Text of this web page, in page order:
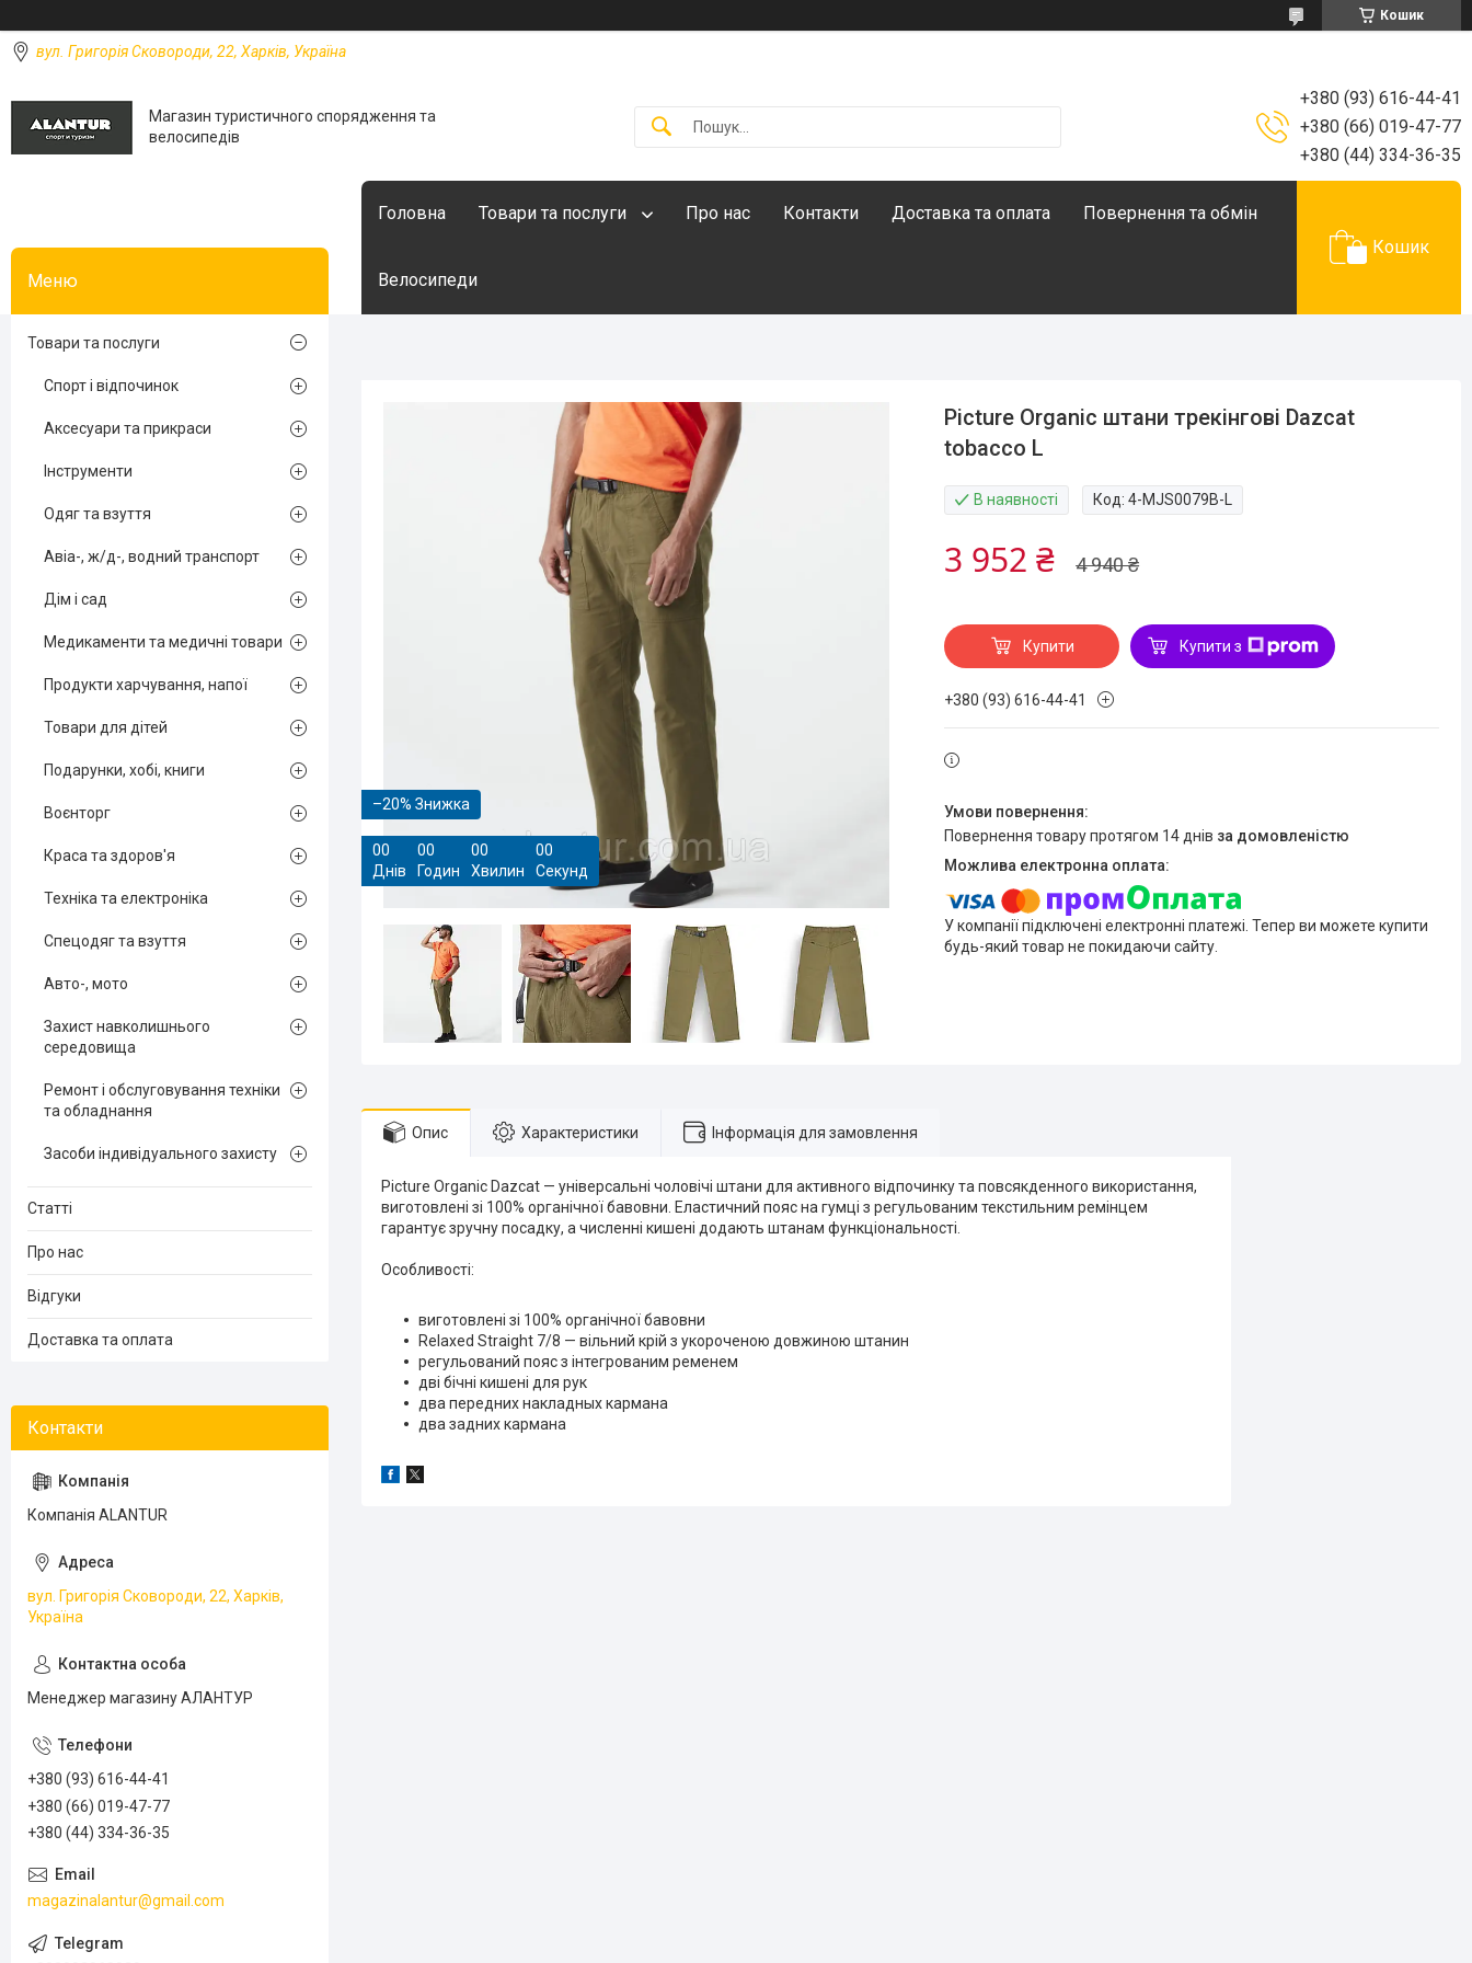
Кошик
вул. Григорія Сковороди, 22, Харків, Україна
Магазин туристичного спорядження та
велосипедів
+380 (93) 616-44-41
+380 (66) 019-47-77
+380 (44) 334-36-35
Головна Товари та послуги Про нас Контакти Доставка та оплата Повернення та обмін
Велосипеди
Кошик
–20%
00
Днів
00
Годин
00
Хвилин
00
Секунд
Picture Organic штани трекінгові Dazcat
tobacco L
В наявності Код:4-MJS0079B-L
4 940 ₴
3 952 ₴
Купити Купити з
+380 (93) 616-44-41
повернення товару протягом 14 днів за домовленістю
У компанії підключені електронні платежі. Тепер ви можете купити
будь-який товар не покидаючи сайту.
Опис Характеристики Інформація для замовлення
Picture Organic Dazcat — універсальні чоловічі штани для активного відпочинку та повсякденного використання,
виготовлені зі 100% органічної бавовни. Еластичний пояс на гумці з регульованим текстильним ремінцем
гарантує зручну посадку, а численні кишені додають штанам функціональності.
Особливості:
виготовлені зі 100% органічної бавовни
Relaxed Straight 7/8 — вільний крій з укороченою довжиною штанин
регульований пояс з інтегрованим ременем
дві бічні кишені для рук
два передних накладных кармана
два задних кармана
Товари та послуги
Спорт і відпочинок
Аксесуари та прикраси
Інструменти
Одяг та взуття
Авіа-, ж/д-, водний транспорт
Дім і сад
Медикаменти та медичні товари
Продукти харчування, напої
Товари для дітей
Подарунки, хобі, книги
Воєнторг
Краса та здоров'я
Техніка та електроніка
Спецодяг та взуття
Авто-, мото
Захист навколишнього
середовища
Ремонт і обслуговування техніки
та обладнання
Засоби індивідуального захисту
Статті
Про нас
Відгуки
Доставка та оплата
Компанія ALANTUR
вул. Григорія Сковороди, 22, Харків,
Україна
Менеджер магазину АЛАНТУР
+380 (93) 616-44-41
+380 (66) 019-47-77
+380 (44) 334-36-35
magazinalantur@gmail.com